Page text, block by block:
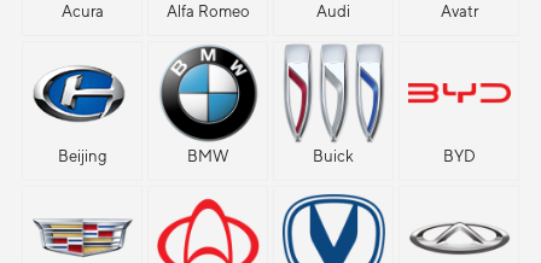
Acura Alfa Romeo Audi Avatr
Beijing BMW Buick BYD